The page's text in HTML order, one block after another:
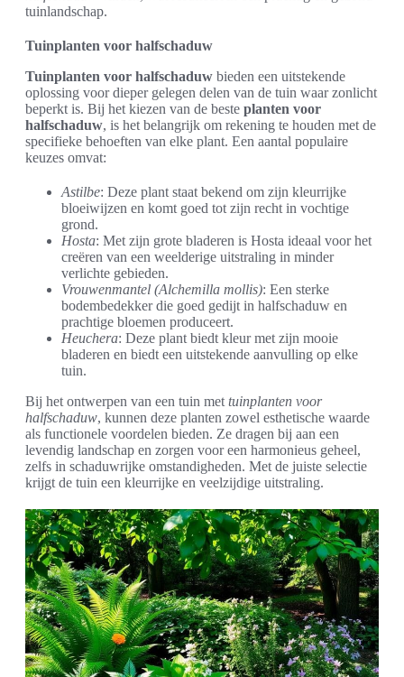
tuinlandschap.
Tuinplanten voor halfschaduw
Tuinplanten voor halfschaduw bieden een uitstekende
oplossing voor dieper gelegen delen van de tuin waar zonlicht
beperkt is. Bij het kiezen van de beste planten voor
halfschaduw, is het belangrijk om rekening te houden met de
specifieke behoeften van elke plant. Een aantal populaire
keuzes omvat:
Astilbe: Deze plant staat bekend om zijn kleurrijke
bloeiwijzen en komt goed tot zijn recht in vochtige
grond.
Hosta: Met zijn grote bladeren is Hosta ideaal voor het
creëren van een weelderige uitstraling in minder
verlichte gebieden.
Vrouwenmantel (Alchemilla mollis): Een sterke
bodembedekker die goed gedijt in halfschaduw en
prachtige bloemen produceert.
Heuchera: Deze plant biedt kleur met zijn mooie
bladeren en biedt een uitstekende aanvulling op elke
tuin.
Bij het ontwerpen van een tuin met tuinplanten voor
halfschaduw, kunnen deze planten zowel esthetische waarde
als functionele voordelen bieden. Ze dragen bij aan een
levendig landschap en zorgen voor een harmonieus geheel,
zelfs in schaduwrijke omstandigheden. Met de juiste selectie
krijgt de tuin een kleurrijke en veelzijdige uitstraling.